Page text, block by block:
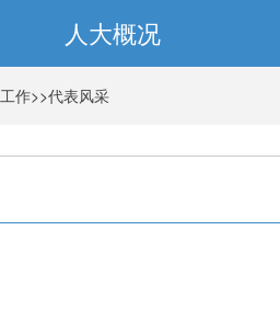
人大概况
作>>代表风采